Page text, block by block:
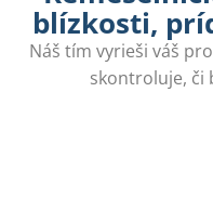
blízkosti,
Náš tím vyrieši váš
skontroluje, či